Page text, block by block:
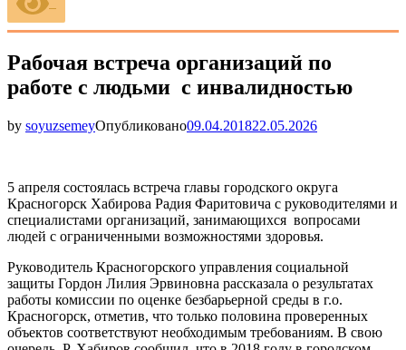
Рабочая встреча организаций по
работе с людьми с инвалидностью
by soyuzsemeyОпубликовано09.04.201822.05.2026
5 апреля состоялась встреча главы городского округа
Красногорск Хабирова Радия Фаритовича с руководителями и
специалистами организаций, занимающихся вопросами
людей с ограниченными возможностями здоровья.
Руководитель Красногорского управления социальной
защиты Гордон Лилия Эрвиновна рассказала о результатах
работы комиссии по оценке безбарьерной среды в г.о.
Красногорск, отметив, что только половина проверенных
объектов соответствуют необходимым требованиям. В свою